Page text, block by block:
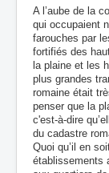
Vous êtes
L’antiquité
romain)
A l’aube de la
qui occupaient
farouches par
fortifiés des
la plaine et les
plus grandes
romaine était
penser que la
c'est-à-dire
du cadastre
Quoi qu’il en
établissements